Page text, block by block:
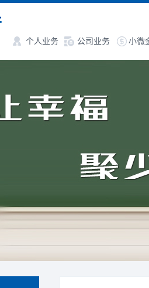
个人业务 公司业务 小微